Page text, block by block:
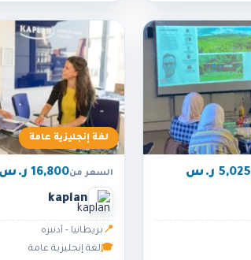
5,025 ر.س
لغة إنجليزية عامة
السعر من16,800 ر.س
kaplan
📍 بريطانيا - أدنبره
🎓لغة إنجليزية عامة